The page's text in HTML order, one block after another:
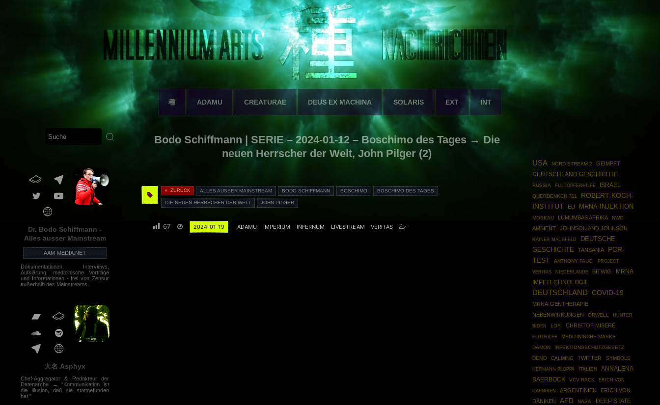
種 ADAMU CREATURAE DEUS EX MACHINA SOLARIS EXT INT
Dr. Bodo Schiffmann -
Alles ausser Mainstream
AAM-MEDIA.NET
Dokumentationen, Interviews,
Aufklärung, medizinische Vorträge
und Informationen - frei von Zensur
außerhalb des Mainstreams.
大名 Asphyx
Chef-Aggregator & Redakteur der
Datenarche → "Kommunikation ist
die Illusion, daß sie stattgefunden
hat."
Bodo Schiffmann | SERIE – 2024-01-12 – Boschimo des Tages → Die
neuen Herrscher der Welt, John Pilger (2)
« ZURÜCK ALLES AUSSER MAINSTREAM BODO SCHIFFMANN BOSCHIMO BOSCHIMO DES TAGES
DIE NEUEN HERRSCHER DER WELT JOHN PILGER
67 2024-01-19 ADAMU IMPERIUM INFERNUM LIVESTREAM VERITAS
USA NORD STREAM 2 GEIMPFT
DEUTSCHLAND GESCHICHTE
RUSSIA FLUTOPFERHILFE ISRAEL
QUERDENKEN 711
ROBERT KOCH-
INSTITUT
EU MRNA-INJEKTION
MOSKAU LUMUMBAS AFRIKA NWO
AMBIENT JOHNSON AND JOHNSON
RAINER MAUSFELD
DEUTSCHE
GESCHICHTE
TANSANIA
PCR-
TEST
ANTHONY FAUCI PROJECT
VERITAS NIEDERLANDE BITWIG
MRNA
IMPFTECHNOLOGIE
DEUTSCHLAND COVID-19
MRNA-GENTHERAPIE
NEBENWIRKUNGEN
ORWELL HUNTER
BIDEN LOFI CHRISTOF MISERÉ
FLUTHILFE
MEDIZINISCHE MASKE
DÄMON
INFEKTIONSSCHUTZGESETZ
DEMO
CALMING TWITTER
SYMBOLS
HERMANN PLOPPA
ITALIEN
ANNALENA
BAERBOCK
VCV RACK ERICH VON
DAENIKEN ARGENTINIEN
ERICH VON
DÄNIKEN
AFD NASA DEEP STATE